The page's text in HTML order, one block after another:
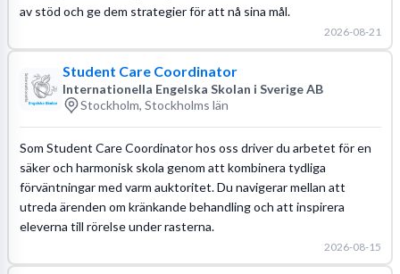
av stöd och ge dem strategier för att nå sina mål.
2026-08-21
Student Care Coordinator
Internationella Engelska Skolan i Sverige AB
Stockholm, Stockholms län
Som Student Care Coordinator hos oss driver du arbetet för en
säker och harmonisk skola genom att kombinera tydliga
förväntningar med varm auktoritet. Du navigerar mellan att
utreda ärenden om kränkande behandling och att inspirera
eleverna till rörelse under rasterna.
2026-08-15